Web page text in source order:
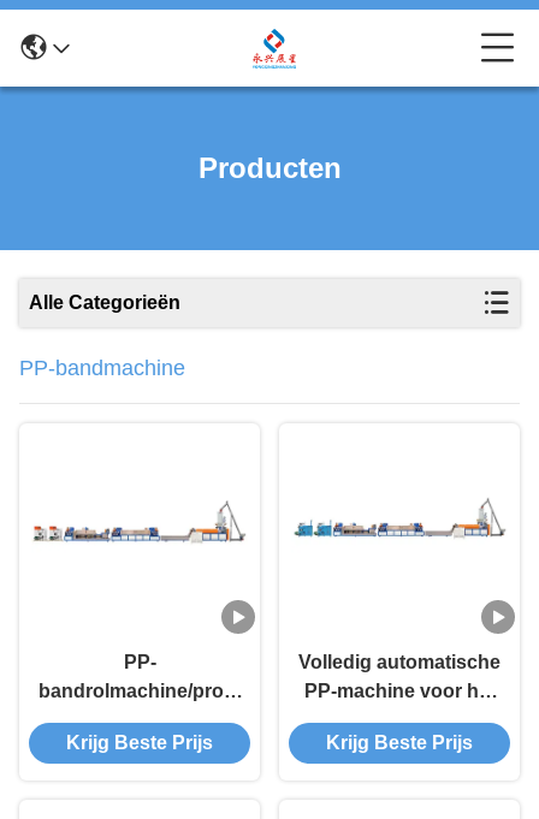
Producten
Alle Categorieën
PP-bandmachine
PP-
bandrolmachine/productielijn
voor PP-bandrol met
ingewikkelde kern
Krijg Beste Prijs
Volledig automatische
PP-machine voor het
maken van plastic
banden met een enkel
Krijg Beste Prijs